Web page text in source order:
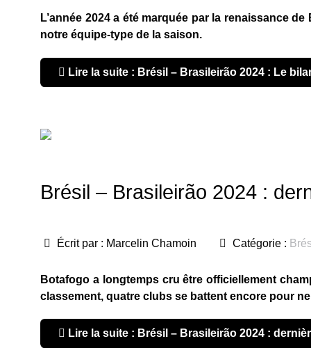
L’année 2024 a été marquée par la renaissance
notre équipe-type de la saison.
Lire la suite : Brésil – Brasileirão 2024 : Le
Brésil – Brasileirão 2024 :
Écrit par : Marcelin Chamoin Catégorie :
Botafogo a longtemps cru être officiellement
classement, quatre clubs se battent encore pour
Lire la suite : Brésil – Brasileirão 2024 :